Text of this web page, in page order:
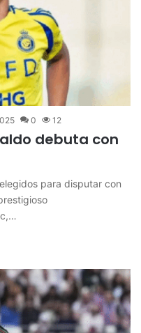
0 12
debuta con
para disputar con